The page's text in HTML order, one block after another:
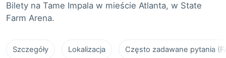
Bilety na Tame Impala w mieście Atlanta, w State
Farm Arena.
Szczegóły Lokalizacja Często zadawane pytania